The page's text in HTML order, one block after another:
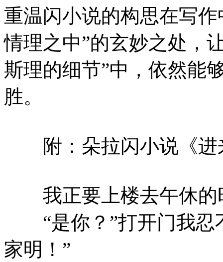
重温闪小说的构思在写
情理之中”的玄妙之处，
斯理的细节”中，依然能
胜。
附：朵拉闪小说《进
我正要上楼去午休的
“是你？”打开门我忍
家明！”